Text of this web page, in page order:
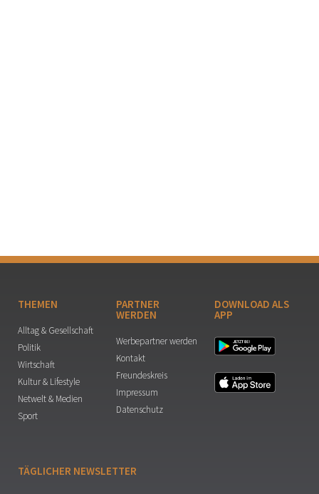
THEMEN
Alltag & Gesellschaft
Politik
Wirtschaft
Kultur & Lifestyle
Netwelt & Medien
Sport
PARTNER
WERDEN
Werbepartner werden
Kontakt
Freundeskreis
Impressum
Datenschutz
DOWNLOAD ALS
APP
TÄGLICHER NEWSLETTER